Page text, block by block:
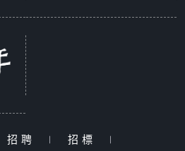
招聘 | 招標 |